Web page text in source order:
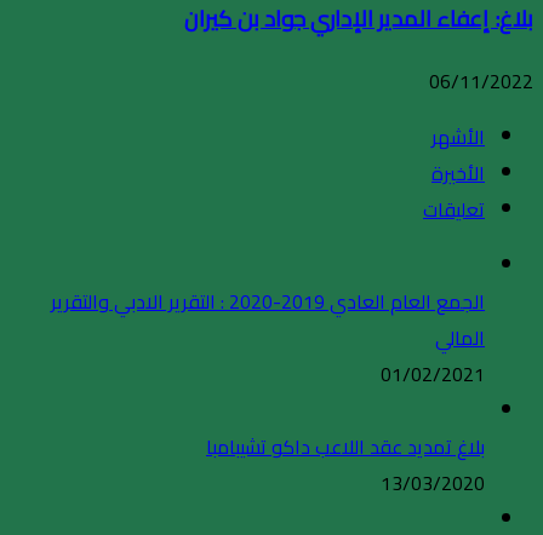
بلاغ: إعفاء المدير الإداري جواد بن كيران
06/11/2022
الأشهر
الأخيرة
تعليقات
الجمع العام العادي 2019-2020 : التقرير الادبي والتقرير
المالي
01/02/2021
بلاغ تمديد عقد اللاعب داكو تشيبامبا
13/03/2020